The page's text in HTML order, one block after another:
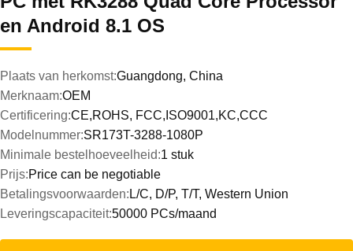
en Android 8.1 OS
Plaats van herkomst:Guangdong, China
Merknaam:OEM
Certificering:CE,ROHS, FCC,ISO9001,KC,CCC
Modelnummer:SR173T-3288-1080P
Minimale bestelhoeveelheid:1 stuk
Prijs:Price can be negotiable
Betalingsvoorwaarden: L/C, D/P, T/T, Western Union
Leveringscapaciteit:50000 PCs/maand